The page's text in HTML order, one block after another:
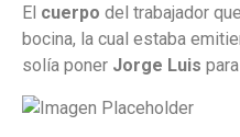
El cuerpo del trabajador
bocina, la cual estaba
solía poner Jorge Luis